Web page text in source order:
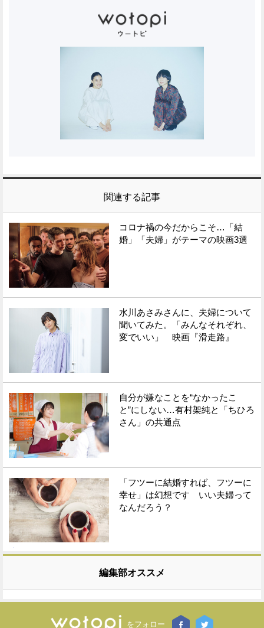
関連する記事
コロナ禍の今だからこそ…「結
婚」「夫婦」がテーマの映画3選
水川あさみさんに、夫婦について
聞いてみた。「みんなそれぞれ、
変でいい」 映画『滑走路』
自分が嫌なことを“なかったこ
と”にしない…有村架純と「ちひろ
さん」の共通点
「フツーに結婚すれば、フツーに
幸せ」は幻想です いい夫婦って
なんだろう？
編集部オススメ
をフォロー